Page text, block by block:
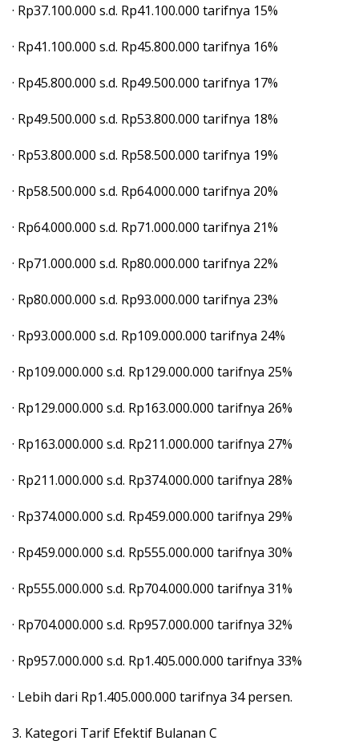
· Rp37.100.000 s.d. Rp41.100.000 tarifnya 15%
· Rp41.100.000 s.d. Rp45.800.000 tarifnya 16%
· Rp45.800.000 s.d. Rp49.500.000 tarifnya 17%
· Rp49.500.000 s.d. Rp53.800.000 tarifnya 18%
· Rp53.800.000 s.d. Rp58.500.000 tarifnya 19%
· Rp58.500.000 s.d. Rp64.000.000 tarifnya 20%
· Rp64.000.000 s.d. Rp71.000.000 tarifnya 21%
· Rp71.000.000 s.d. Rp80.000.000 tarifnya 22%
· Rp80.000.000 s.d. Rp93.000.000 tarifnya 23%
· Rp93.000.000 s.d. Rp109.000.000 tarifnya 24%
· Rp109.000.000 s.d. Rp129.000.000 tarifnya 25%
· Rp129.000.000 s.d. Rp163.000.000 tarifnya 26%
· Rp163.000.000 s.d. Rp211.000.000 tarifnya 27%
· Rp211.000.000 s.d. Rp374.000.000 tarifnya 28%
· Rp374.000.000 s.d. Rp459.000.000 tarifnya 29%
· Rp459.000.000 s.d. Rp555.000.000 tarifnya 30%
· Rp555.000.000 s.d. Rp704.000.000 tarifnya 31%
· Rp704.000.000 s.d. Rp957.000.000 tarifnya 32%
· Rp957.000.000 s.d. Rp1.405.000.000 tarifnya 33%
· Lebih dari Rp1.405.000.000 tarifnya 34 persen.
3. Kategori Tarif Efektif Bulanan C